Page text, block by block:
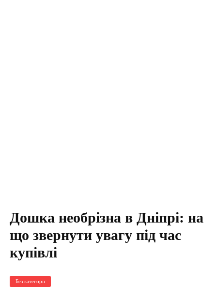
Дошка необрізна в Дніпрі: на
що звернути увагу під час
купівлі
Без категорії